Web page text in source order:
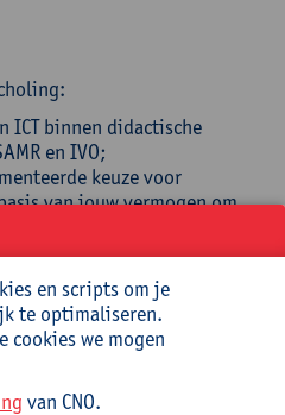
ICT binnen didactische
en IVO;
keuze voor
van jouw vermogen om
te ondersteunen;
palet aan educatieve
sterktes van zowel
toepassingen;
en-klare digitale
inzetbaar is in de
en scripts om je
te optimaliseren.
cookies we mogen
van CNO.